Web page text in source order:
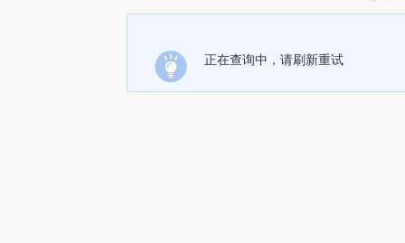
正在查询中，请刷新重试